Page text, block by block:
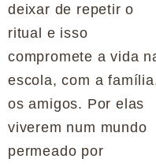
deixar de repetir o
ritual e isso
compromete a vida
escola, com a
os amigos. Por elas
viverem num mundo
permeado por